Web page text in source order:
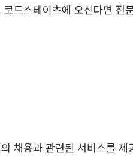
드스테이츠에 오신다면 전
채용과 관련된 서비스를